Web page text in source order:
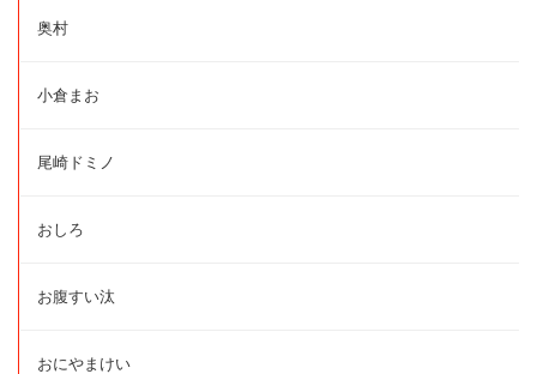
奥村
小倉まお
尾崎ドミノ
おしろ
お腹すい汰
おにやまけい